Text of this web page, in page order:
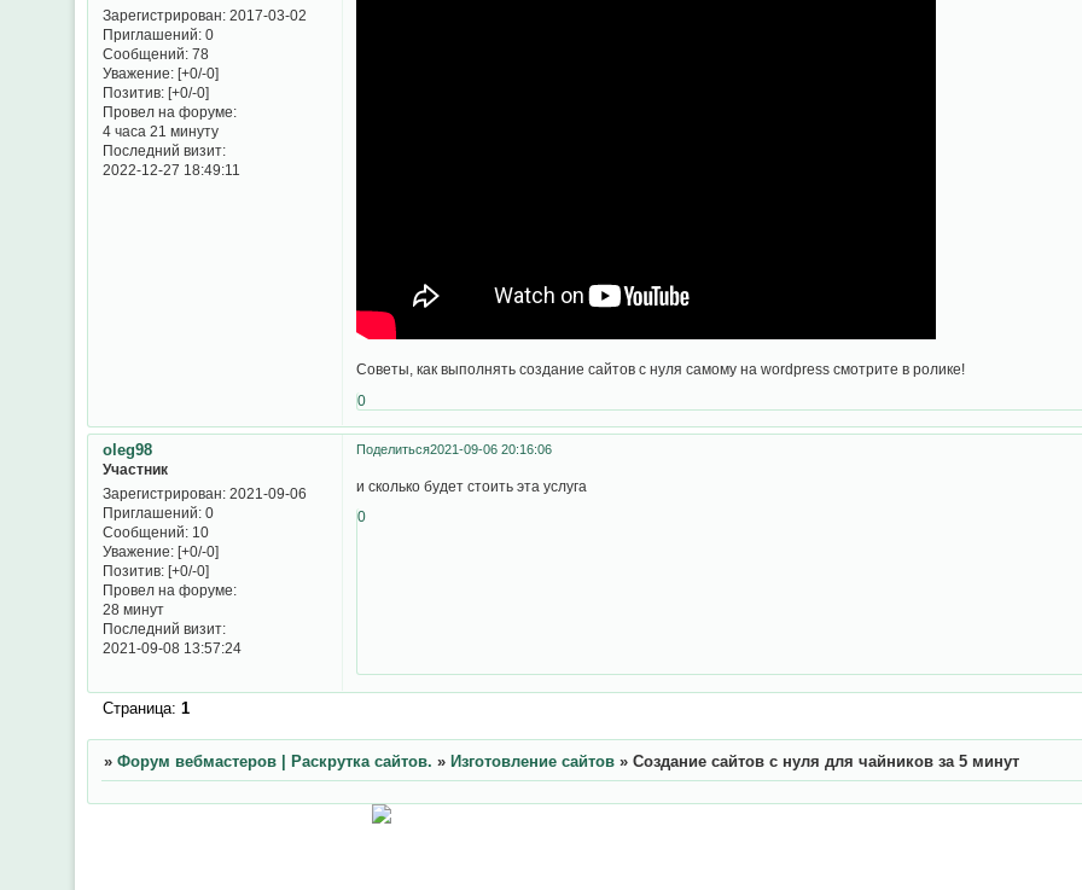
Зарегистрирован: 2017-03-02
Приглашений:0
Сообщений:78
Уважение: [+0/-0]
Позитив: [+0/-0]
Провел на форуме:
4 часа 21 минуту
Последний визит:
2022-12-27 18:49:11
Советы, как выполнять создание сайтов с нуля самому на wordpress смотрите в ролике!
0
Поделиться2021-09-06 20:16:06
oleg98
Участник
Зарегистрирован: 2021-09-06
Приглашений:0
Сообщений:10
Уважение: [+0/-0]
Позитив: [+0/-0]
Провел на форуме:
28 минут
Последний визит:
2021-09-08 13:57:24
и сколько будет стоить эта услуга
0
Страница: 1
» Форум вебмастеров | Раскрутка сайтов. » Изготовление сайтов » Создание сайтов с нуля для чайников за 5 минут